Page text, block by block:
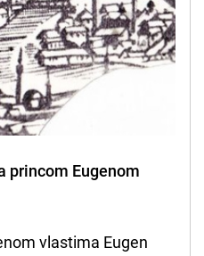
princom Eugenom
vlastima Eugen